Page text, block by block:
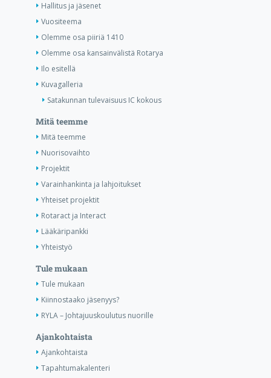
Hallitus ja jäsenet
Vuositeema
Olemme osa piiriä 1410
Olemme osa kansainvälistä Rotarya
Ilo esitellä
Kuvagalleria
Satakunnan tulevaisuus IC kokous
Mitä teemme
Mitä teemme
Nuorisovaihto
Projektit
Varainhankinta ja lahjoitukset
Yhteiset projektit
Rotaract ja Interact
Lääkäripankki
Yhteistyö
Tule mukaan
Tule mukaan
Kiinnostaako jäsenyys?
RYLA – Johtajuuskoulutus nuorille
Ajankohtaista
Ajankohtaista
Tapahtumakalenteri